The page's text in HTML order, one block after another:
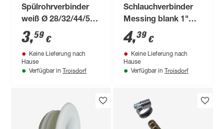
Spülrohrverbinder
weiß Ø 28/32/44/55
mm für Euro-WC
3,59 €
Keine Lieferung nach
Hause
Verfügbar in Troisdorf
Schlauchverbinder
Messing blank 1"
mit 2 Schellen
4,39 €
Keine Lieferung nach
Hause
Verfügbar in Troisdorf